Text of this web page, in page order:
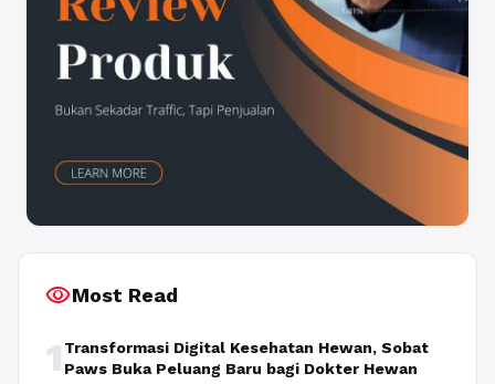
visibilityMost Read
1 Transformasi Digital Kesehatan Hewan, Sobat
Paws Buka Peluang Baru bagi Dokter Hewan